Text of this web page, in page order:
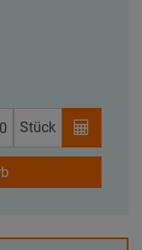
Stück